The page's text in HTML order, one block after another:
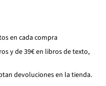
en cada compra
y de 39€ en libros de texto,
devoluciones en la tienda.